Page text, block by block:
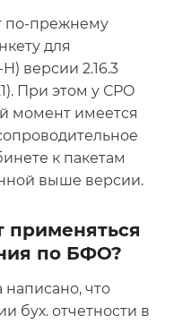
по-прежнему
для
версии 2.16.3
При этом у СРО
момент имеется
к пакетам
выше версии.
применяться
по БФО?
написано, что
бух. отчетности в